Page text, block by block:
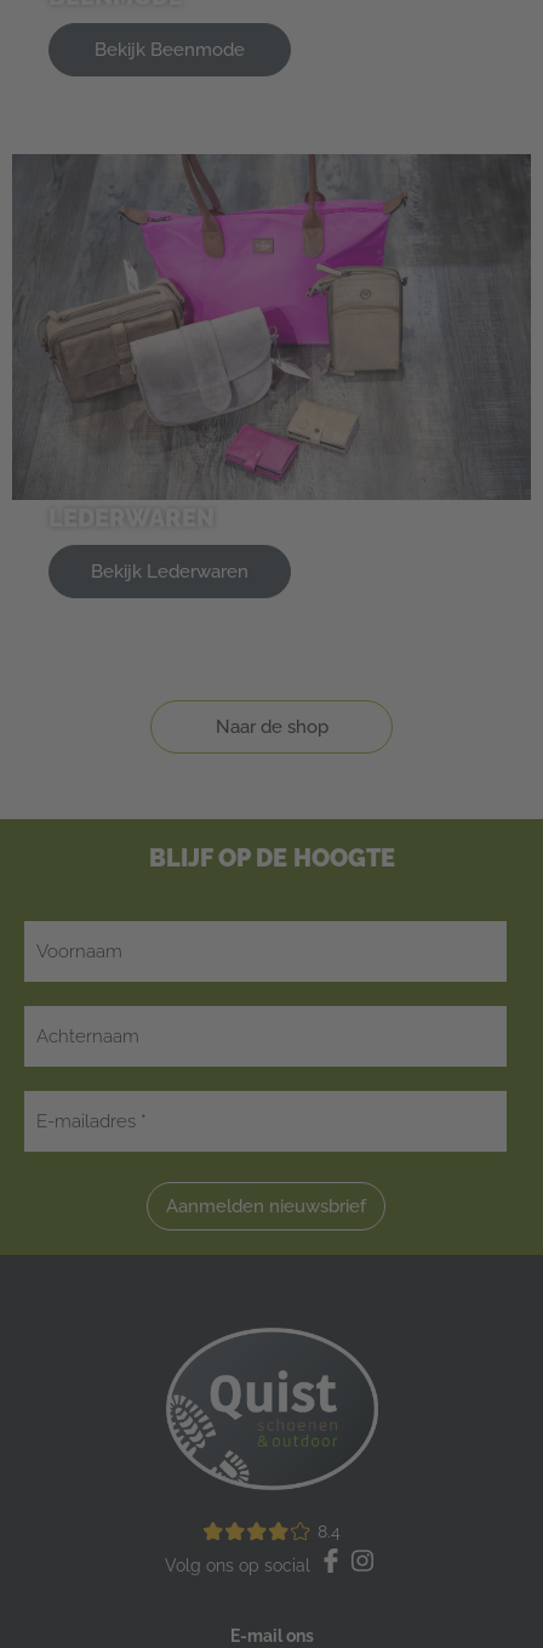
Bekijk Beenmode
Bekijk Lederwaren
Naar de shop
BLIJF OP DE HOOGTE
Aanmelden nieuwsbrief
8.4
Volg ons op social
E-mail ons